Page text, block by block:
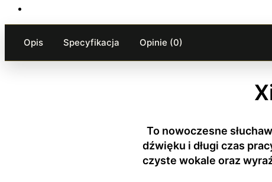
Opis Specyfikacja Opinie (0)
To nowoczesne
dźwięku i długi czas
czyste wokale oraz